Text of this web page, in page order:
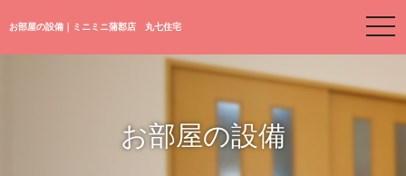
お部屋の設備｜ミニミニ蒲郡店 丸七住宅
お部屋の設備